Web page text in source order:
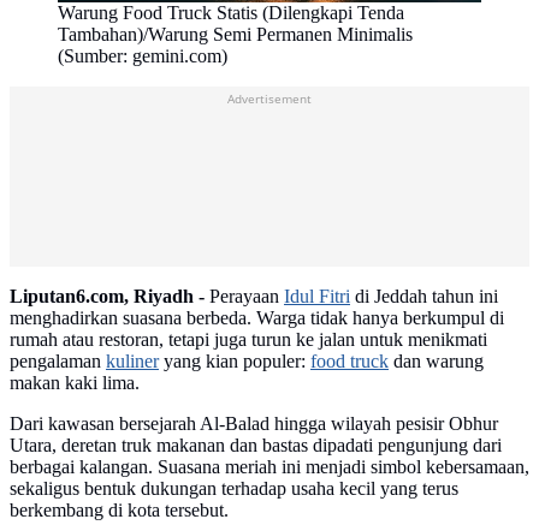
Warung Food Truck Statis (Dilengkapi Tenda
Tambahan)/Warung Semi Permanen Minimalis
(Sumber: gemini.com)
Advertisement
Liputan6.com, Riyadh - Perayaan Idul Fitri di Jeddah tahun ini
menghadirkan suasana berbeda. Warga tidak hanya berkumpul di
rumah atau restoran, tetapi juga turun ke jalan untuk menikmati
pengalaman kulineryang kian populer: food truck dan warung
makan kaki lima.
Dari kawasan bersejarah Al-Balad hingga wilayah pesisir Obhur
Utara, deretan truk makanan dan bastas dipadati pengunjung dari
berbagai kalangan. Suasana meriah ini menjadi simbol kebersamaan,
sekaligus bentuk dukungan terhadap usaha kecil yang terus
berkembang di kota tersebut.